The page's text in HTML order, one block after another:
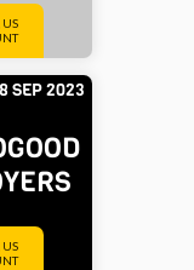
SEP 2023